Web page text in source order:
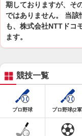
期しておりますが、そ
ではありません。 当該
も、株式会社NTTドコ
ます。
競技一覧
プロ野球 プロ野球(2